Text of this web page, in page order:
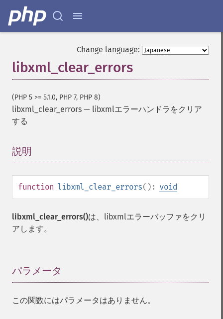
Change language:
libxml_clear_errors
(PHP 5 >= 5.1.0, PHP 7, PHP 8)
libxml_clear_errors — libxmlエラーハンドラをクリア
する
説明
function libxml_clear_errors(): void
libxml_clear_errors()は、libxmlエラーバッファをクリ
アします。
パラメータ
この関数にはパラメータはありません。